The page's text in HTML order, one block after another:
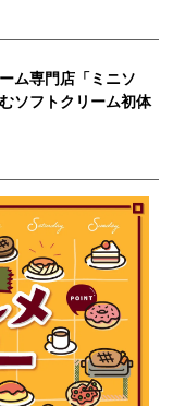
ム専門店「ミニソ
ソフトクリーム初体